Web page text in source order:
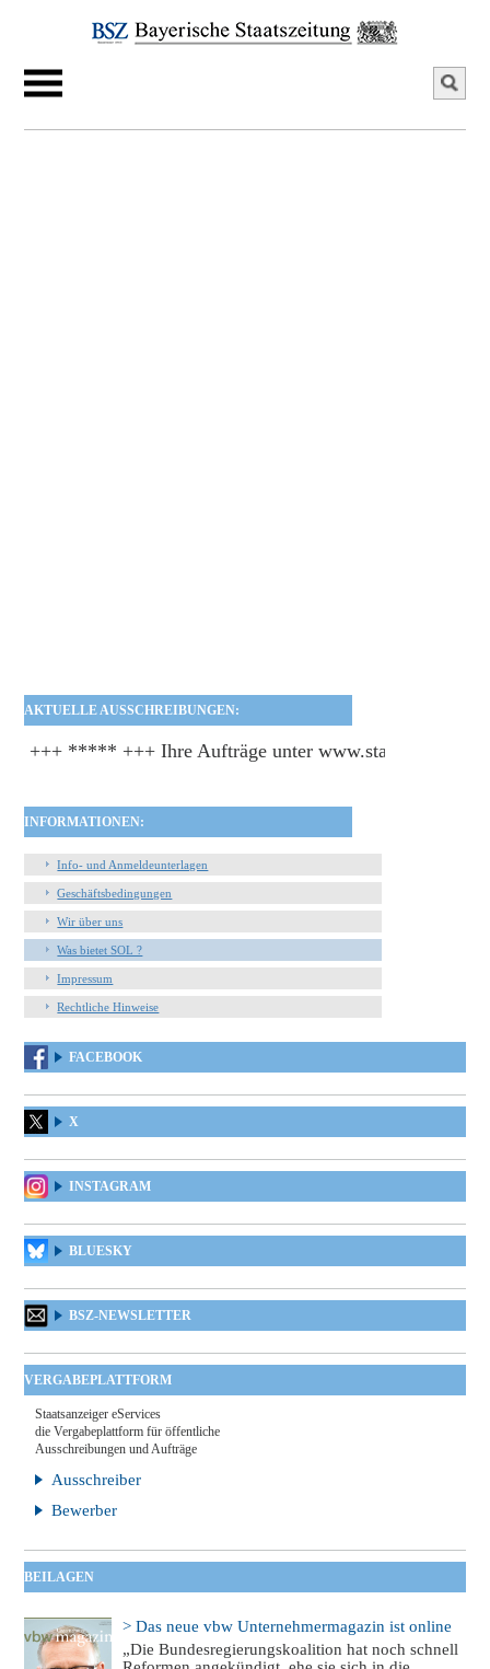
AKTUELLE AUSSCHREIBUNGEN:
+++ ***** +++
+++ ***** +++ Ihre Aufträge unter www.staatsanzeiger-
INFORMATIONEN:
Info- und Anmeldeunterlagen
Geschäftsbedingungen
Wir über uns
Was bietet SOL ?
Impressum
Rechtliche Hinweise
FACEBOOK
X
INSTAGRAM
BLUESKY
BSZ-NEWSLETTER
VERGABEPLATTFORM
Staatsanzeiger eServices
die Vergabeplattform für öffentliche
Ausschreibungen und Aufträge
Ausschreiber
Bewerber
BEILAGEN
> Das neue vbw Unternehmermagazin ist online
„Die Bundesregierungskoalition hat noch schnell